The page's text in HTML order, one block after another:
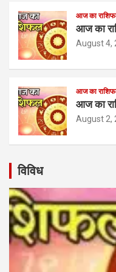
आज का
आज का
August 4,
आज का
आज का
August 2,
विविध